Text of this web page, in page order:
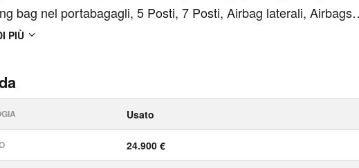
bag nel portabagagli, 5 Posti, 7 Posti, Airbag laterali, Airbags
Alette parasole con luce di cortesia, per guidatore e passeggero
PIÙ
Usato
24.900 €